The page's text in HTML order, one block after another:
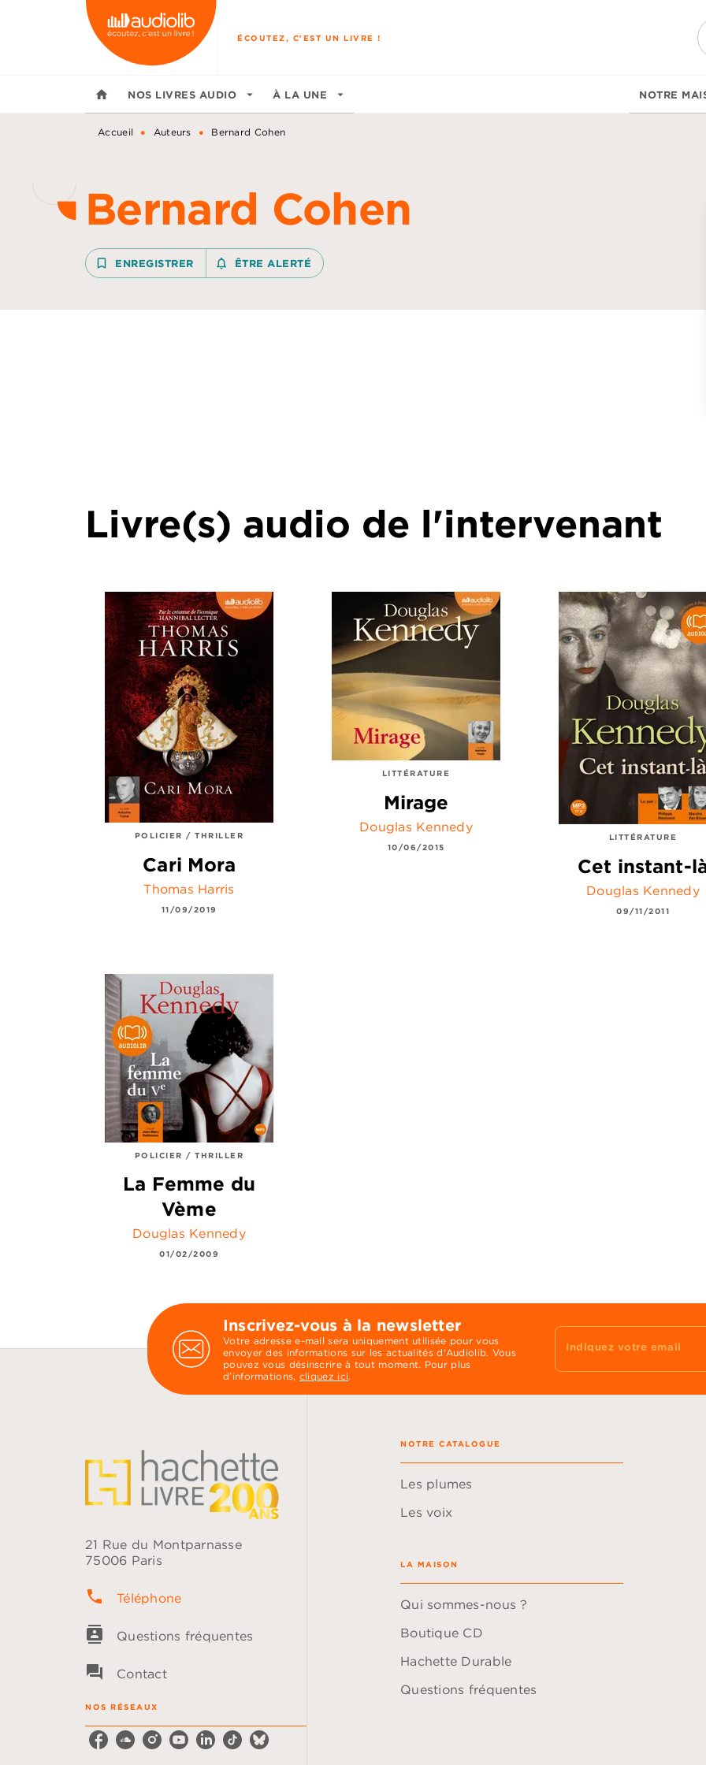
MENU RECHERCHE
ÉCOUTEZ, C'EST UN LIVRE !
home NOS LIVRES AUDIO arrow_drop_down À LA UNE arrow_drop_down NOTRE
Accueil • Auteurs • Bernard Cohen
Bernard Cohen
bookmark_border ENREGISTRER notifications_none_outlined
ÊTRE ALERTÉ
Livre(s) audio de l'intervenant
POLICIER / THRILLER
Cari Mora
Thomas Harris
11/09/2019
LITTÉRATURE
Mirage
Douglas Kennedy
10/06/2015
LITTÉRATURE
Cet instant-
Douglas Kennedy
09/11/2011
POLICIER / THRILLER
La Femme du
Vème
Douglas Kennedy
01/02/2009
Inscrivez-vous à la newsletter
Votre adresse e-mail sera uniquement utilisée pour vous
envoyer des informations sur les actualités d'Audiolib. Vous
pouvez vous désinscrire à tout moment. Pour plus
d’informations, cliquez ici.
Indiquez votre email
21 Rue du Montparnasse
75006 Paris
phone Téléphone
contacts Questions fréquentes
question_answer Contact
NOS RÉSEAUX
NOTRE CATALOGUE
Les plumes
Les voix
LA MAISON
Qui sommes-nous ?
Boutique CD
Hachette Durable
Questions fréquentes